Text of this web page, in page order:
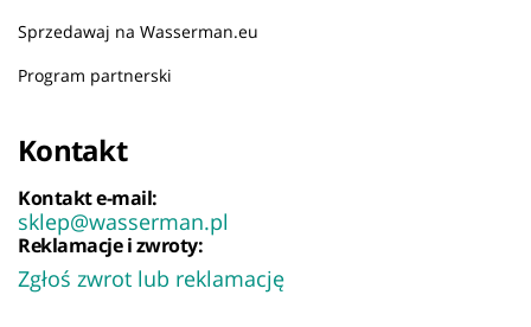
Sprzedawaj na Wasserman.eu
Program partnerski
Kontakt
Kontakt e-mail:
sklep@wasserman.pl
Reklamacje i zwroty:
Zgłoś zwrot lub reklamację